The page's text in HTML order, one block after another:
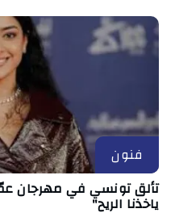
فنون
تألق تونسي في مهرجان
ياخذنا الريح"